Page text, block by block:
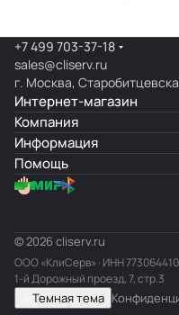
+7 499 703-37-18
sales@cliserv.ru
г. Москва,
Интернет-магазин
Компания
Информация
Помощь
© 2026 cliserv.ru
ООО «КлиСерв» · ИНН
1-й Дорожный проезд, 7, стр.3
Темная тема